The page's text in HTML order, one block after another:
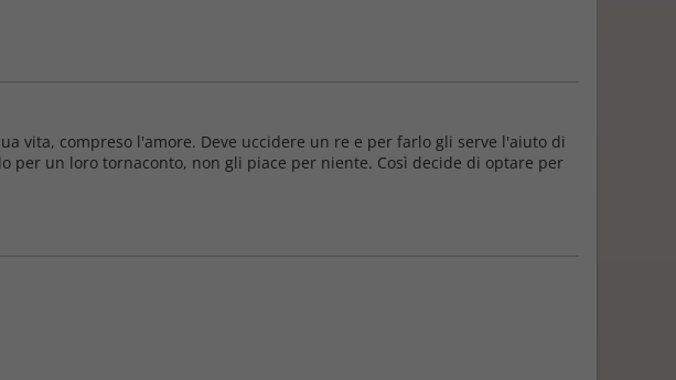
vita, compreso l'amore. Deve uccidere un re e per farlo gli serve l'aiuto di
per un loro tornaconto, non gli piace per niente. Così decide di optare per